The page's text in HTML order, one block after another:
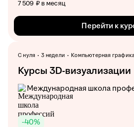
7 509 ₽ в месяц
Перейти к
С нуля 3 недели Компьютерная
Курсы 3D-визуализации
Международная школа
-40%